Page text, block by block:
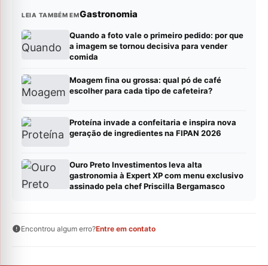
LEIA TAMBÉM EMGastronomia
Quando a foto vale o primeiro pedido: por que
a imagem se tornou decisiva para vender
comida
Moagem fina ou grossa: qual pó de café
escolher para cada tipo de cafeteira?
Proteína invade a confeitaria e inspira nova
geração de ingredientes na FIPAN 2026
Ouro Preto Investimentos leva alta
gastronomia à Expert XP com menu exclusivo
assinado pela chef Priscilla Bergamasco
Encontrou algum erro?Entre em contato